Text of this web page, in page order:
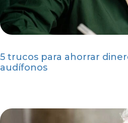
5 trucos para ahorrar
audífonos